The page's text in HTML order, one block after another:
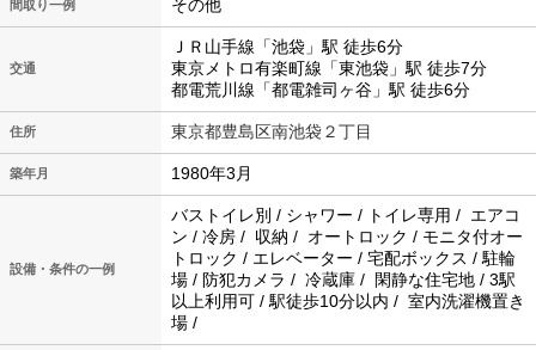
間取り一例 その他
交通
ＪＲ山手線「池袋」駅 徒歩6分
東京メトロ有楽町線「東池袋」駅 徒歩7分
都電荒川線「都電雑司ヶ谷」駅 徒歩6分
住所 東京都豊島区南池袋２丁目
築年月 1980年3月
設備・条件の一例
バストイレ別 / シャワー / トイレ専用 / エアコ
ン / 冷房 / 収納 / オートロック / モニタ付オー
トロック / エレベーター / 宅配ボックス / 駐輪
場 / 防犯カメラ / 冷蔵庫 / 閑静な住宅地 / 3駅
以上利用可 / 駅徒歩10分以内 / 室内洗濯機置き
場 /